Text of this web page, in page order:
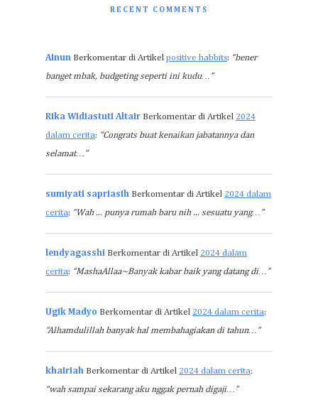
RECENT COMMENTS
Ainun Berkomentar di Artikel positive habbits: “bener
banget mbak, budgeting seperti ini kudu…”
Rika Widiastuti Altair Berkomentar di Artikel 2024
dalam cerita: “Congrats buat kenaikan jabatannya dan
selamat…”
sumiyati sapriasih Berkomentar di Artikel 2024 dalam
cerita: “Wah ... punya rumah baru nih ... sesuatu yang…”
lendyagasshi Berkomentar di Artikel 2024 dalam
cerita: “MashaAllaa~Banyak kabar baik yang datang di…”
Ugik Madyo Berkomentar di Artikel 2024 dalam cerita:
“Alhamdulillah banyak hal membahagiakan di tahun…”
khairiah Berkomentar di Artikel 2024 dalam cerita:
“wah sampai sekarang aku nggak pernah digaji…”